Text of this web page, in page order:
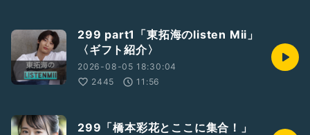
https://beacon-lab-
entertainment.com/%E5%A4%A7%E6%A3%AE%E3%81%A
4%E3%81%B0%E3%81%95profile
✩SNS✩
Twitter :
Instagram :
299 part1「東拓海のlisten Mii」
〈ギフト紹介〉
2026-08-05 18:30:04
2445
11:56
299「橋本彩花とここに集合！」